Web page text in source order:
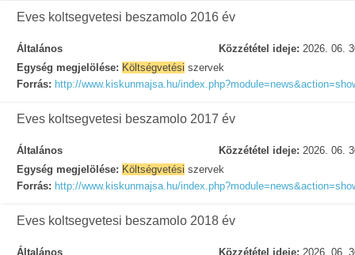
Eves koltsegvetesi beszamolo 2016 év
Általános Közzététel ideje: 2026. 06.
Egység megjelölése: Költségvetési szervek
Forrás: http://www.kiskunmajsa.hu/
Eves koltsegvetesi beszamolo 2017 év
Általános Közzététel ideje: 2026. 06.
Egység megjelölése: Költségvetési szervek
Forrás: http://www.kiskunmajsa.hu/
Eves koltsegvetesi beszamolo 2018 év
Általános Közzététel ideje: 2026. 06.